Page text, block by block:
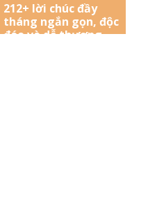
212+ lời chúc đầy
tháng ngắn gọn, độc
đáo và dễ thương